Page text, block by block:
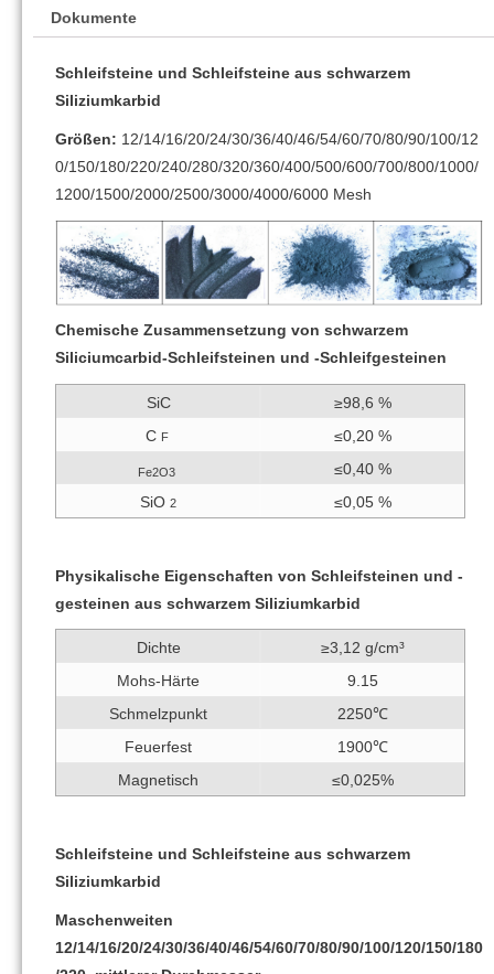
Dokumente
Schleifsteine ​​und Schleifsteine ​​aus schwarzem
Siliziumkarbid
Größen: 12/14/16/20/24/30/36/40/46/54/60/70/80/90/100/12
0/150/180/220/240/280/320/360/400/500/600/700/800/1000/
1200/1500/2000/2500/3000/4000/6000 Mesh
Chemische Zusammensetzung von schwarzem
Siliciumcarbid-Schleifsteinen und -Schleifgesteinen
SiC
≥98,6 %
C F ≤0,20 %
Fe2O3
≤0,40 %
SiO 2 ≤0,05 %
Physikalische Eigenschaften von Schleifsteinen und -
gesteinen aus schwarzem Siliziumkarbid
Dichte
≥3,12 g/cm³
Mohs-Härte
9.15
Schmelzpunkt
2250℃
Feuerfest
1900℃
Magnetisch
≤0,025%
Schleifsteine ​​und Schleifsteine ​​aus schwarzem
Siliziumkarbid
Maschenweiten
12/14/16/20/24/30/36/40/46/54/60/70/80/90/100/120/150/180